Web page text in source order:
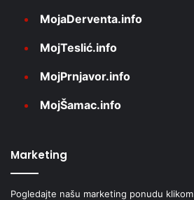
MojaDerventa.info
MojTeslić.info
MojPrnjavor.info
MojŠamac.info
Marketing
Pogledajte našu marketing ponudu